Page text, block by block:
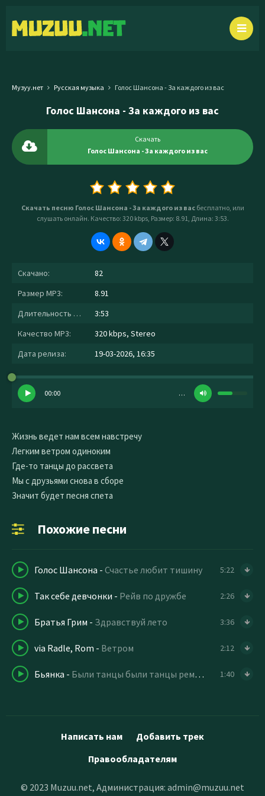
Музуу.нет Русская музыка Голос Шансона - За каждого из вас
Голос Шансона - За каждого из вас
Скачать
Голос Шансона - За каждого из вас
Скачать песню Голос Шансона - За каждого из васбесплатно, или
слушать онлайн. Качество: 320 kbps, Размер: 8.91, Длина: 3:53.
Скачано:
82
Размер MP3:
8.91
Длительность MP3:
3:53
Качество MP3:
320 kbps, Stereo
Дата релиза:
19-03-2026, 16:35
00:00 …
Жизнь ведет нам всем навстречу
Легким ветром одиноким
Где-то танцы до рассвета
Мы с друзьями снова в сборе
Значит будет песня спета
Похожие песни
Голос Шансона - Счастье любит тишину 5:22
Так себе девчонки - Рейв по дружбе 2:26
Братья Грим - Здравствуй лето 3:36
via Radle, Rom - Ветром 2:12
Бьянка - Были танцы были танцы ремикс 1:40
Написать нам
Добавить трек
Правообладателям
© 2023 Muzuu.net, Администрация: admin@muzuu.net